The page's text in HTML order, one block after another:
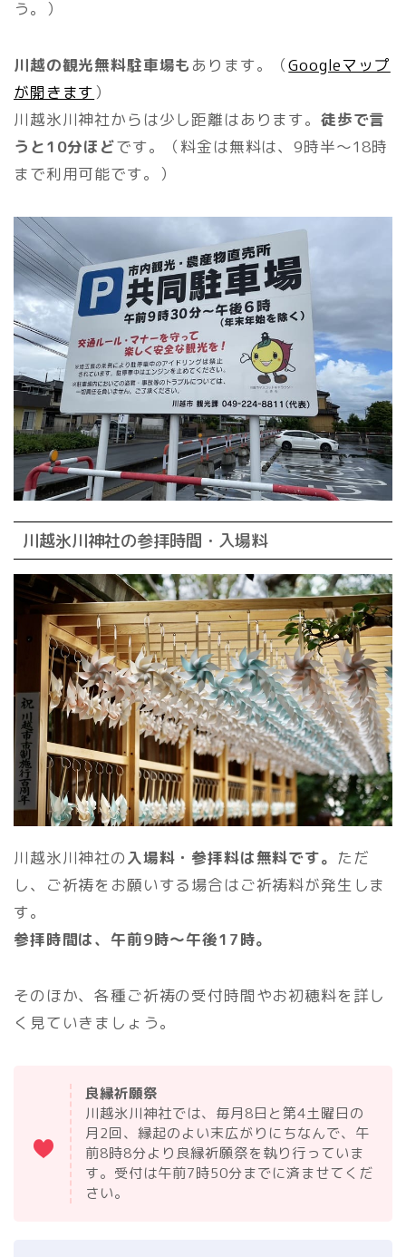
う。）
川越の観光無料駐車場も あります。（Googleマップ
が開きます）
川越氷川神社からは少し距離はあります。 徒歩で言
うと10分ほどです。（料金は無料は、9時半〜18時
まで利用可能です。）
川越氷川神社の参拝時間・入場料
川越氷川神社の入場料・参拝料は無料です。 ただ
し、ご祈祷をお願いする場合はご祈祷料が発生しま
す。
参拝時間は、午前9時～午後17時。
そのほか、各種ご祈祷の受付時間やお初穂料を詳し
く見ていきましょう。
良縁祈願祭
川越氷川神社では、毎月8日と第4土曜日の
月2回、縁起のよい末広がりにちなんで、午
前8時8分より良縁祈願祭を執り行っていま
す。受付は午前7時50分までに済ませてくだ
さい。